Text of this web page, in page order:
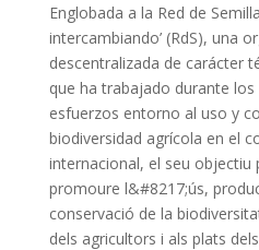
Englobada a la Red de
intercambiando’ (RdS), una
descentralizada de carácter
que ha trabajado durante
esfuerzos entorno al uso y
biodiversidad agrícola en el
internacional, el seu objectiu
promoure l&#8217;ús,
conservació de la
dels agricultors i als plats